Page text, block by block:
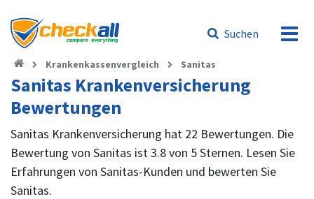
Suchen
Krankenkassenvergleich Sanitas
Sanitas Krankenversicherung
Bewertungen
Sanitas Krankenversicherung hat 22 Bewertungen. Die
Bewertung von Sanitas ist 3.8 von 5 Sternen. Lesen Sie
Erfahrungen von Sanitas-Kunden und bewerten Sie
Sanitas.